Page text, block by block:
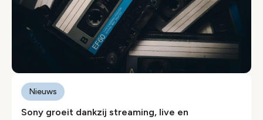
Sony groeit dankzij streaming, live en
Nieuws